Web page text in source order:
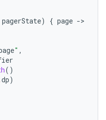
pagerState) { page -
" ,
()
dp)